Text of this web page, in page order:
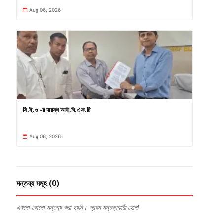
Aug 06, 2026
সি.ই.ও -র দারস্থ আই.পি.এফ.টি
Aug 06, 2026
মন্তব্য সমূহ (0)
এখনো কোনো মন্তব্য করা হয়নি। প্রথম মন্তব্যকারী হোন!